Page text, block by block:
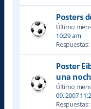
Posters
Último
10:29 am
Respuestas:
Poster
una
Último
09, 2007
Respuestas: